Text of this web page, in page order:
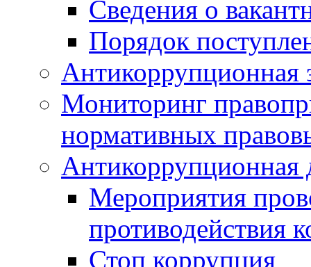
Сведения о
Порядок
Антикоррупционная
Мониторинг
нормативных
Антикоррупционная
Мероприятия
противодействия
Стоп коррупция